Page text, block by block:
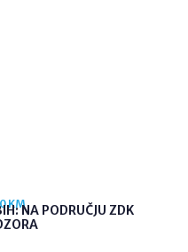
KMNA PODRUČJU ZDK